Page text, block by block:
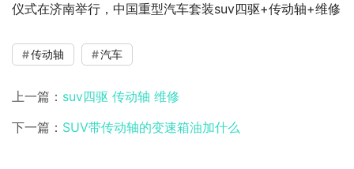
仪式在济南举行，中国重型汽车套装suv四驱+传动轴+维修
传动轴 汽车
上一篇： suv四驱 传动轴 维修
下一篇： SUV带传动轴的变速箱油加什么